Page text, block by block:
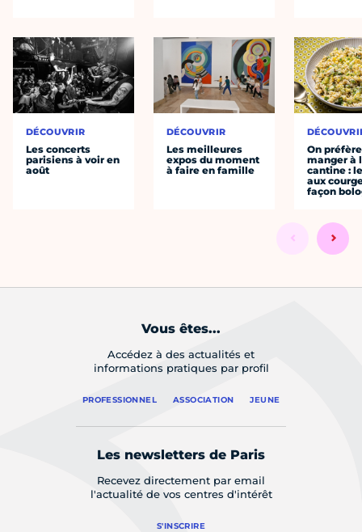
DÉCOUVRIR
Les concerts
parisiens à voir en
août
DÉCOUVRIR
Les meilleures
expos du moment
à faire en famille
On préfère
manger à
cantine :
aux
façon
Vous êtes...
Accédez à des actualités et
informations pratiques par profil
PROFESSIONNEL ASSOCIATION JEUNE
Les newsletters de Paris
Recevez directement par email
l'actualité de vos centres d'intérêt
S'INSCRIRE